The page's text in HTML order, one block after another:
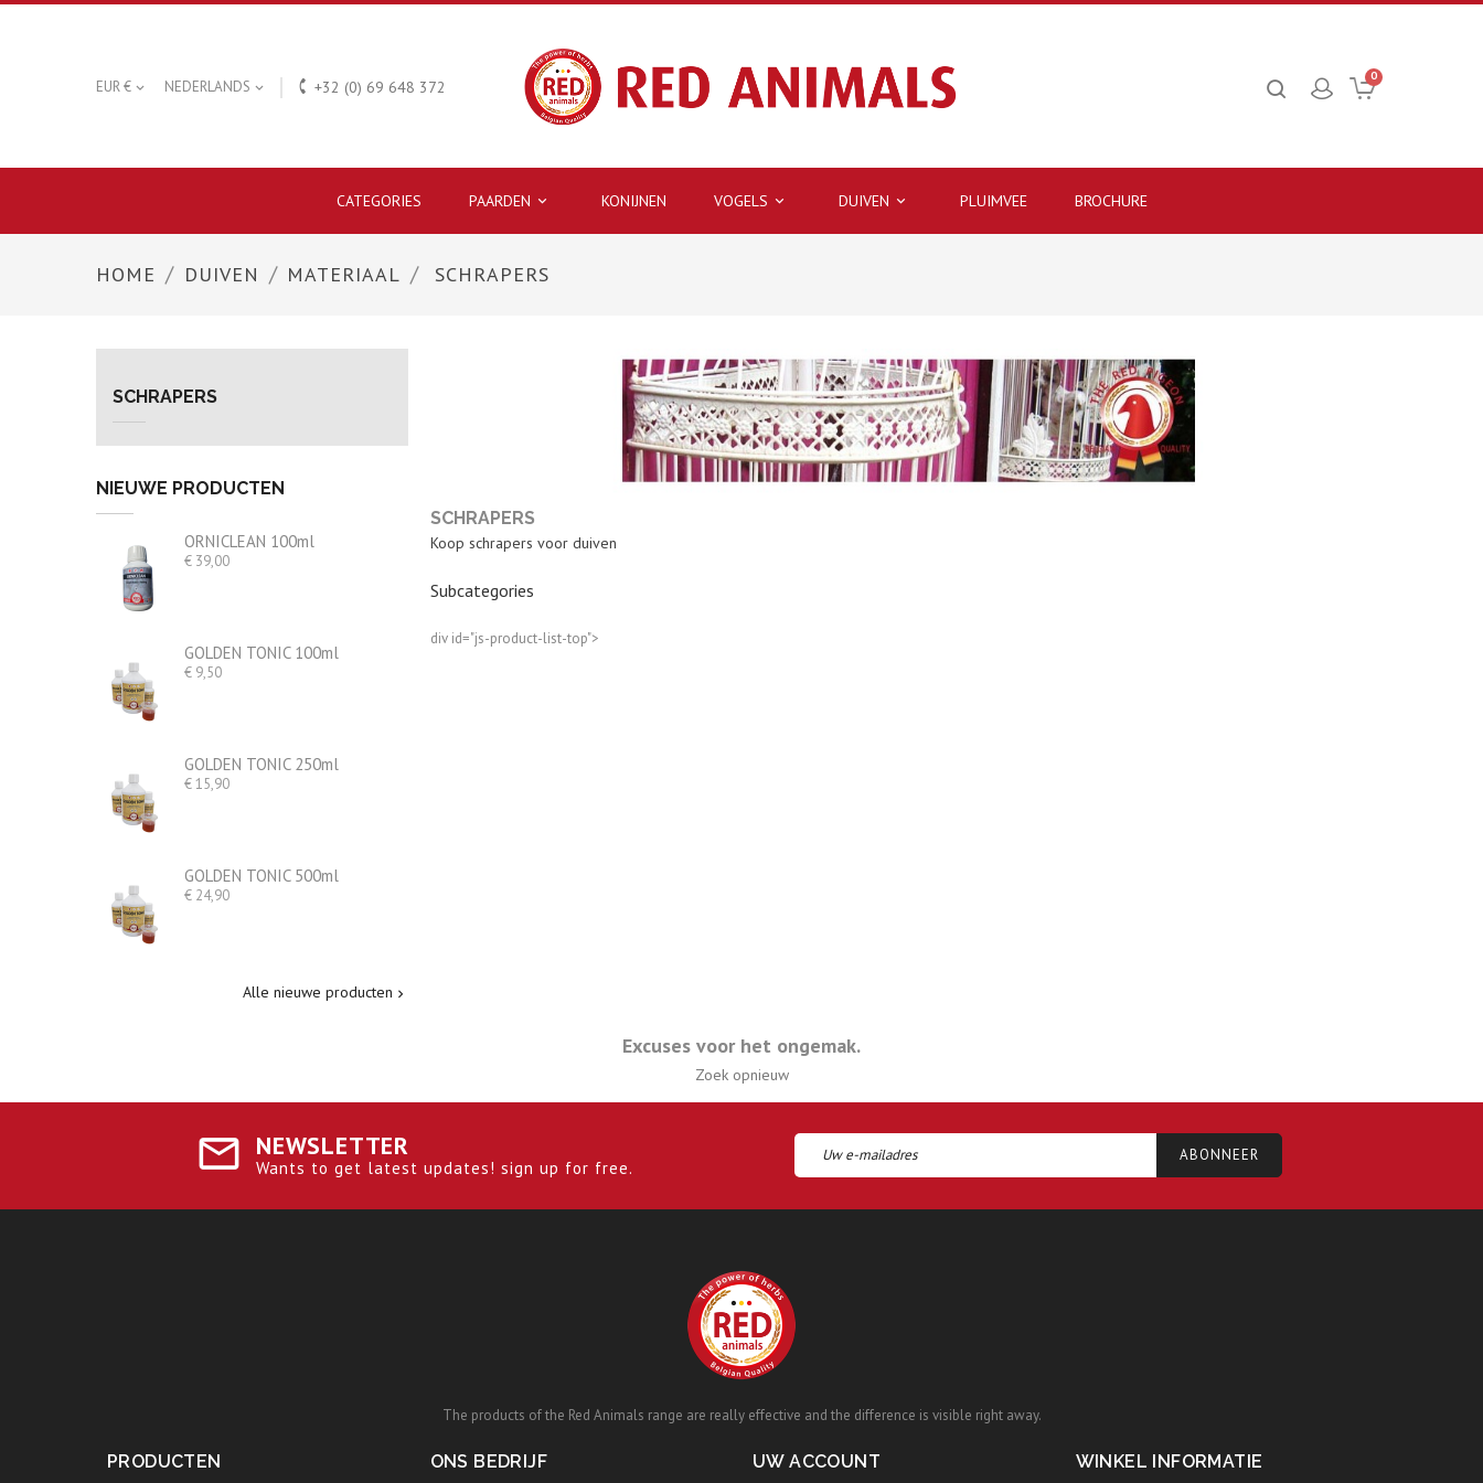
EUR €  NEDERLANDS   +32 (0) 69 648 372
0
CATEGORIES 
PAARDEN KONIJNEN 
VOGELS 
DUIVEN PLUIMVEE BROCHURE
HOME DUIVEN MATERIAAL SCHRAPERS
SCHRAPERS
NIEUWE PRODUCTEN
ORNICLEAN 100ml
€ 39,00Prijs
GOLDEN TONIC 100ml
€ 9,50Prijs
GOLDEN TONIC 250ml
€ 15,90Prijs
GOLDEN TONIC 500ml
€ 24,90Prijs
Alle nieuwe producten 
SCHRAPERS
Koop schrapers voor duiven
Subcategories
div id="js-product-list-top">
Excuses voor het ongemak.
Zoek opnieuw
NEWSLETTER
Wants to get latest updates! sign up for free.
The products of the Red Animals range are really effective and the difference is visible right away.
PRODUCTEN ONS BEDRIJF UW ACCOUNT WINKEL INFORMATIE